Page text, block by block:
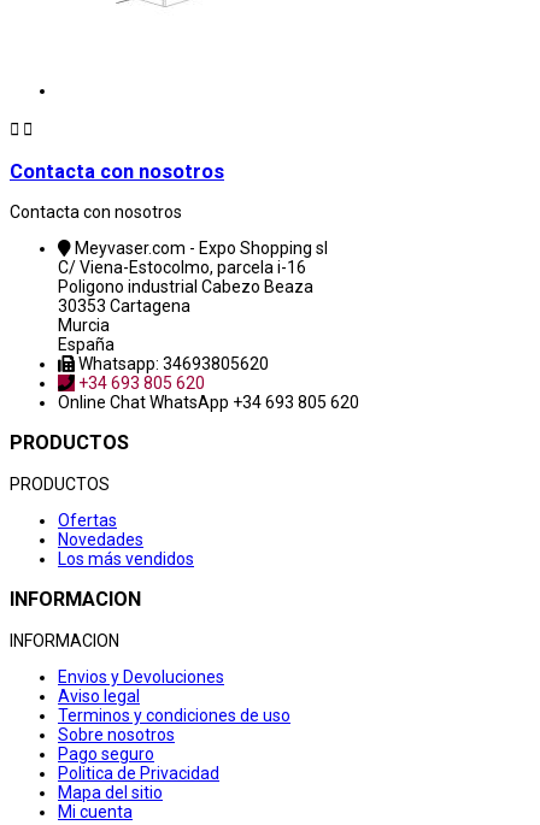
 
Contacta con nosotros
Contacta con nosotros
Meyvaser.com - Expo Shopping sl
C/ Viena-Estocolmo, parcela i-16
Poligono industrial Cabezo Beaza
30353 Cartagena
Murcia
España
Whatsapp: 34693805620
+34 693 805 620
Online ChatWhatsApp +34 693 805 620
PRODUCTOS
PRODUCTOS
Ofertas
Novedades
Los más vendidos
INFORMACION
INFORMACION
Envios y Devoluciones
Aviso legal
Terminos y condiciones de uso
Sobre nosotros
Pago seguro
Politica de Privacidad
Mapa del sitio
Mi cuenta